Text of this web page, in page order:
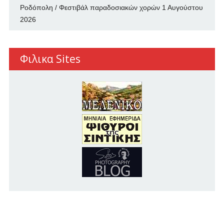
Ροδόπολη / Φεστιβάλ παραδοσιακών χορών 1 Αυγούστου
2026
Φιλικα Sites